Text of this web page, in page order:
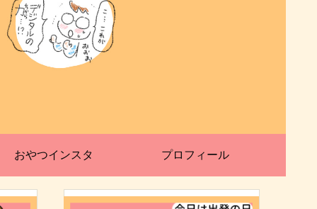
おやつインスタ プロフィール